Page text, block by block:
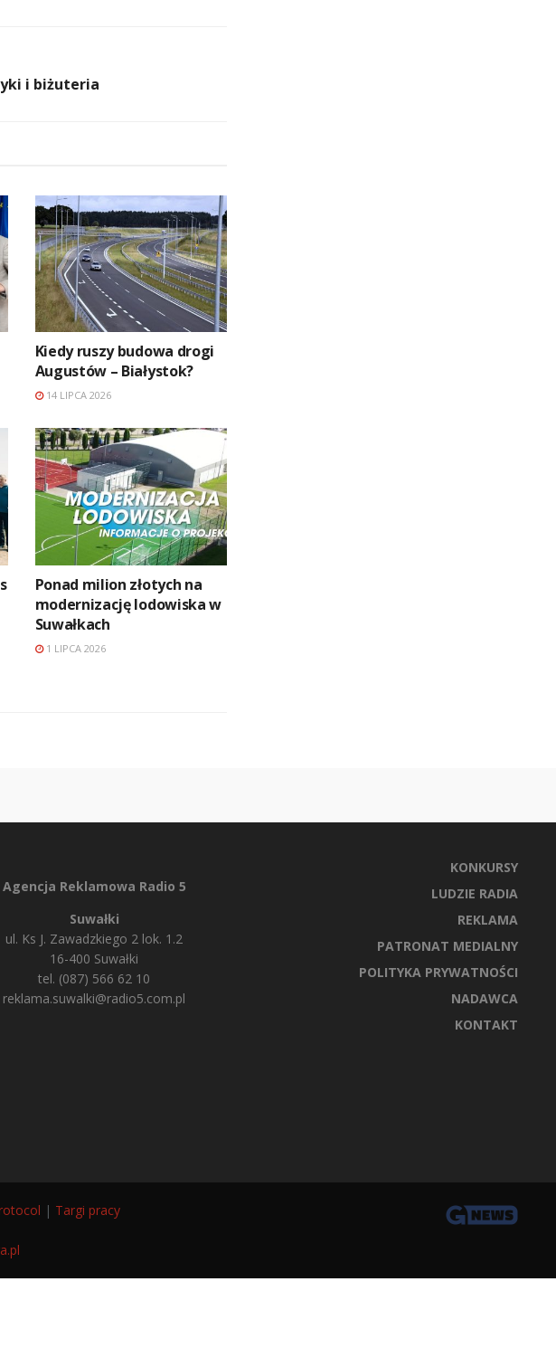
i biżuteria
Kiedy ruszy budowa drogi
Augustów – Białystok?
14 LIPCA 2026
Ponad milion złotych na
modernizację lodowiska w
Suwałkach
1 LIPCA 2026
Agencja Reklamowa Radio 5
Suwałki
ul. Ks J. Zawadzkiego 2 lok. 1.2
16-400 Suwałki
tel. (087) 566 62 10
reklama.suwalki@radio5.com.pl
KONKURSY
LUDZIE RADIA
REKLAMA
PATRONAT MEDIALNY
POLITYKA PRYWATNOŚCI
NADAWCA
KONTAKT
| Targi pracy